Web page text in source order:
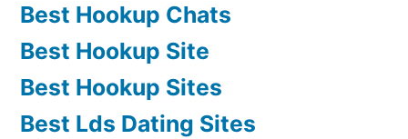
Best Hookup Chats
Best Hookup Site
Best Hookup Sites
Best Lds Dating Sites